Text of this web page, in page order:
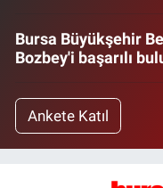
Bursa Büyükşehir
Bozbey'i başarılı
Ankete Katıl